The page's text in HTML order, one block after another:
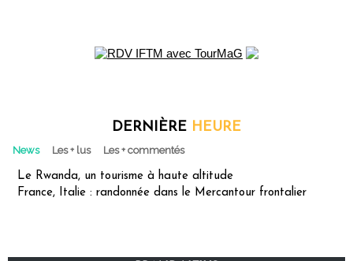
DERNIÈRE HEURE
News Les + lus Les + commentés
Le Rwanda, un tourisme à haute altitude
France, Italie : randonnée dans le Mercantour frontalier